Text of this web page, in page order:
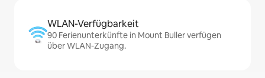
WLAN-Verfügbarkeit
90 Ferienunterkünfte in Mount Buller verfügen
über WLAN-Zugang.